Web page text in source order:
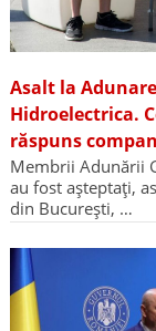
Asalt la
Hidroelectrica.
răspuns
Membrii Adunării
au fost așteptați,
din București, …